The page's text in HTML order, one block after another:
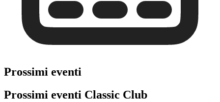
Prossimi eventi
Prossimi eventi Classic Club